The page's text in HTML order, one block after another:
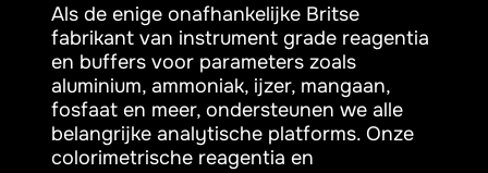
Als de enige onafhankelijke Britse
fabrikant van instrument grade reagentia
en buffers voor parameters zoals
aluminium, ammoniak, ijzer, mangaan,
fosfaat en meer, ondersteunen we alle
belangrijke analytische platforms. Onze
colorimetrische reagentia en